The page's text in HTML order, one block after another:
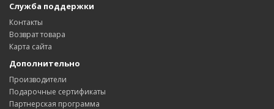
Служба поддержки
Контакты
Возврат товара
Карта сайта
Дополнительно
Производители
Подарочные сертификаты
Партнерская программа